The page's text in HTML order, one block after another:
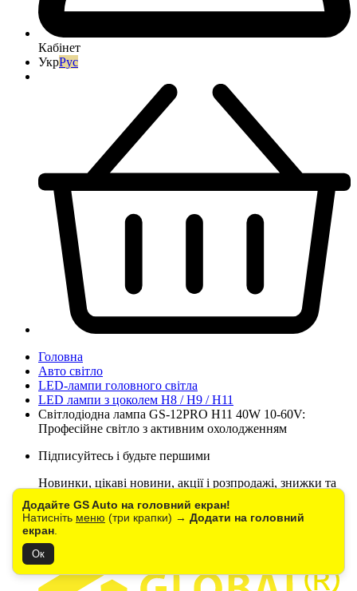
Додайте GS Auto на головний екран!
Натисніть меню (три крапки) → Додати на головний
екран
Ок
Кабінет
УкрРус
Головна
Авто світло
LED-лампи головного світла
LED лампи з цоколем H8 / H9 / H11
Світлодіодна лампа GS-12PRO H11 40W 10-60V:
Професійне світло з активним охолодженням
Підписуйтесь і будьте першими
Новинки, цікаві новини, акції і розпродажі, знижки та
Підписатися
Контакти